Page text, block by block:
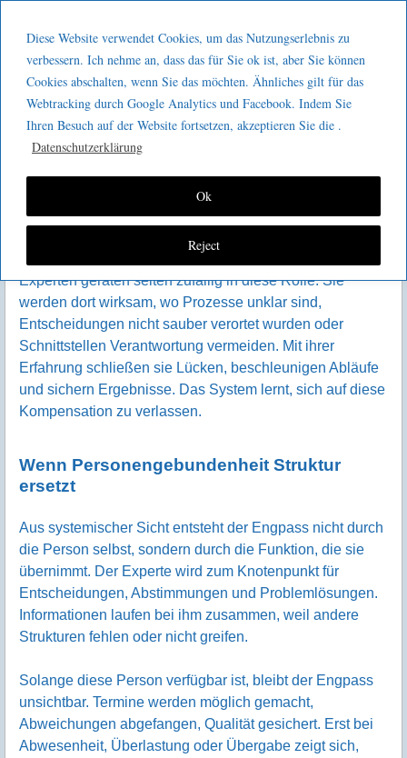
Diese Website verwendet Cookies, um das Nutzungserlebnis zu
verbessern. Ich nehme an, dass das für Sie ok ist, aber Sie können
Cookies abschalten, wenn Sie das möchten. Ähnliches gilt für das
Webtracking durch Google Analytics und Facebook. Indem Sie
Ihren Besuch auf der Website fortsetzen, akzeptieren Sie die .
Datenschutzerklärung
Reject
Ok
GeeMco :
Götz Müller
Consulting
Der Experte als struktureller
Engpass
In vielen Organisationen werden Engpässe primär als
Kapazitätsproblem verstanden. Zu wenig Personal, zu
auch strukturell entstehen können, bleibt dabei oft
unbeachtet – insbesondere dann, wenn sie an einzelne
Experten geraten selten zufällig in diese Rolle. Sie
werden dort wirksam, wo Prozesse unklar sind,
Entscheidungen nicht sauber verortet wurden oder
Schnittstellen Verantwortung vermeiden. Mit ihrer
Erfahrung schließen sie Lücken, beschleunigen Abläufe
und sichern Ergebnisse. Das System lernt, sich auf diese
Kompensation zu verlassen.
Wenn Personengebundenheit Struktur
ersetzt
Aus systemischer Sicht entsteht der Engpass nicht durch
die Person selbst, sondern durch die Funktion, die sie
übernimmt. Der Experte wird zum Knotenpunkt für
Entscheidungen, Abstimmungen und Problemlösungen.
Informationen laufen bei ihm zusammen, weil andere
Strukturen fehlen oder nicht greifen.
Solange diese Person verfügbar ist, bleibt der Engpass
unsichtbar. Termine werden möglich gemacht,
Abweichungen abgefangen, Qualität gesichert. Erst bei
Abwesenheit, Überlastung oder Übergabe zeigt sich,